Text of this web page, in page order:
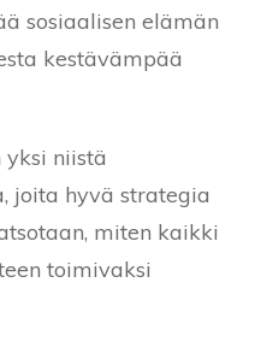
sosiaalisen elämän
kestävämpää
yksi niistä
joita hyvä strategia
miten kaikki
toimivaksi